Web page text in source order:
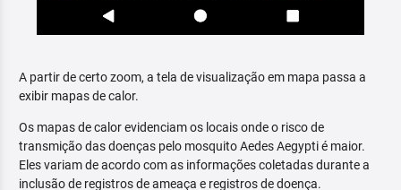
A partir de certo zoom, a tela de visualização em mapa passa a
exibir mapas de calor.
Os mapas de calor evidenciam os locais onde o risco de
transmição das doenças pelo mosquito Aedes Aegypti é maior.
Eles variam de acordo com as informações coletadas durante a
inclusão de registros de ameaça e registros de doença.